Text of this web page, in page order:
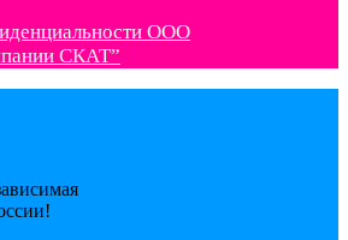
ООО
СКАТ”